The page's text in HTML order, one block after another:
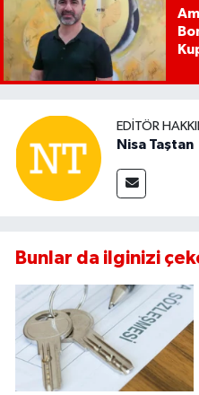
EDITÖR
Nisa Taştan
Bunlar da ilginizi